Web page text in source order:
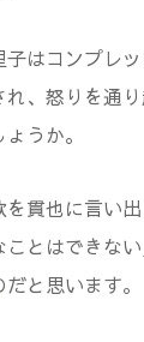
はコンプレ
、怒りを通
うか。
貫也に言い
とはできない
だと思います。